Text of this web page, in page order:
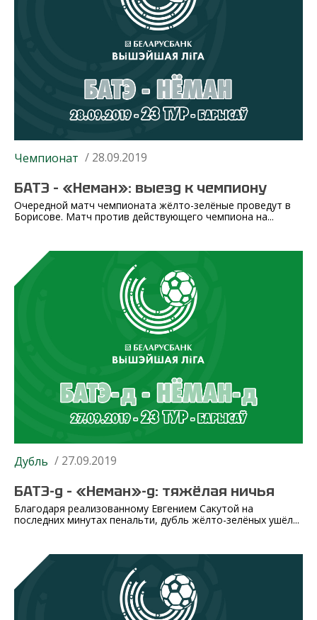
Чемпионат / 28.09.2019
БАТЭ – «Неман»: выезд к чемпиону
Очередной матч чемпионата жёлто-зелёные проведут в
Борисове. Матч против действующего чемпиона на...
Дубль / 27.09.2019
БАТЭ-д – «Неман»-д: тяжёлая ничья
Благодаря реализованному Евгением Сакутой на
последних минутах пенальти, дубль жёлто-зелёных ушёл...